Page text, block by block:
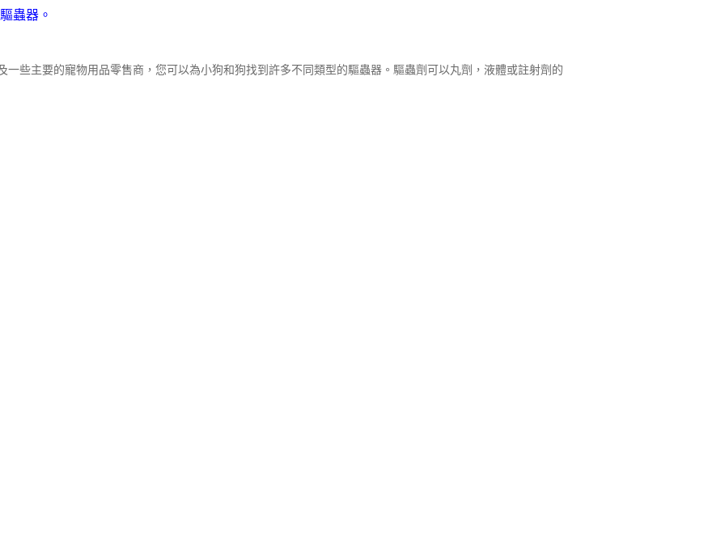
蟲器。
一些主要的寵物用品零售商，您可以為小狗和狗找到許多不同類型的驅蟲器。驅蟲劑可以丸劑，液體或註射劑的